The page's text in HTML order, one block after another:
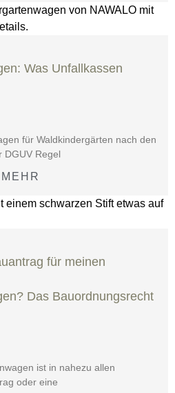
Was Unfallkassen
für Waldkindergärten nach den
DGUV Regel
MEHR
für meinen
Das Bauordnungsrecht
ist in nahezu allen
oder eine